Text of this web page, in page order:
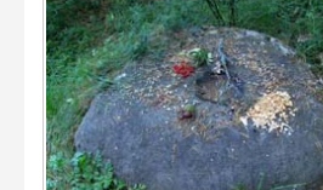
Hiite kuvavõistlus 2012
Hiite kuvavõistlus 2011
Hiite kuvavõistlus 2010
Hiite kuvavõistlus 2009